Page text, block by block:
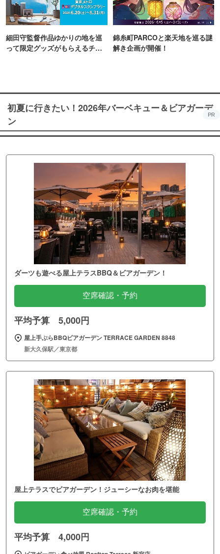
細田守監督作品ゆかりの地を巡
って限定グッズがもらえるチャ
錦糸町PARCOと楽天地を巡る謎
解き企画が開催！
初夏に行きたい！2026年バーベキュー＆ビアガーデ
ン
PR
ダーツも遊べる屋上テラスBBQ＆ビアガーデン！
空席確認・予約
平均予算 5,000円
屋上手ぶらBBQビアガーデン TERRACE GARDEN 8848
新大久保駅／東京都
屋上テラスでビアガーデン！ジューシーなお肉を堪能
空席確認・予約
平均予算 4,000円